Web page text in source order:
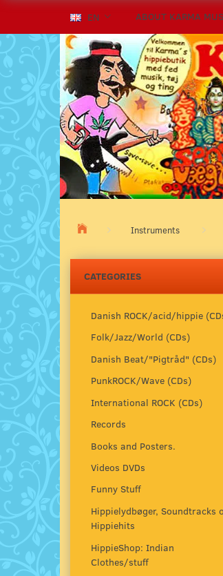
EN ABOUT KARMA
Instruments
CATEGORIES
Danish ROCK/acid/hippie
Folk/Jazz/World (CDs)
Danish Beat/"Pigtråd" (CDs)
PunkROCK/Wave (CDs)
International ROCK (CDs)
Records
Books and Posters.
Videos DVDs
Funny Stuff
Hippielydbøger, Soundtracks
Hippiehits
HippieShop: Indian
Clothes/stuff